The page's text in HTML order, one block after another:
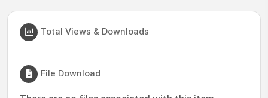
Total Views & Downloads
File Download